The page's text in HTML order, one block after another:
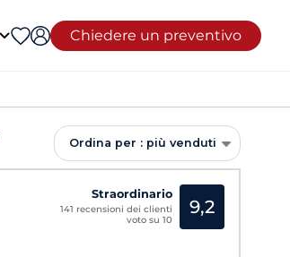
Chiedere un preventivo
Ordina per : più venduti
Straordinario
141 recensioni dei clienti
voto su 10
9,2